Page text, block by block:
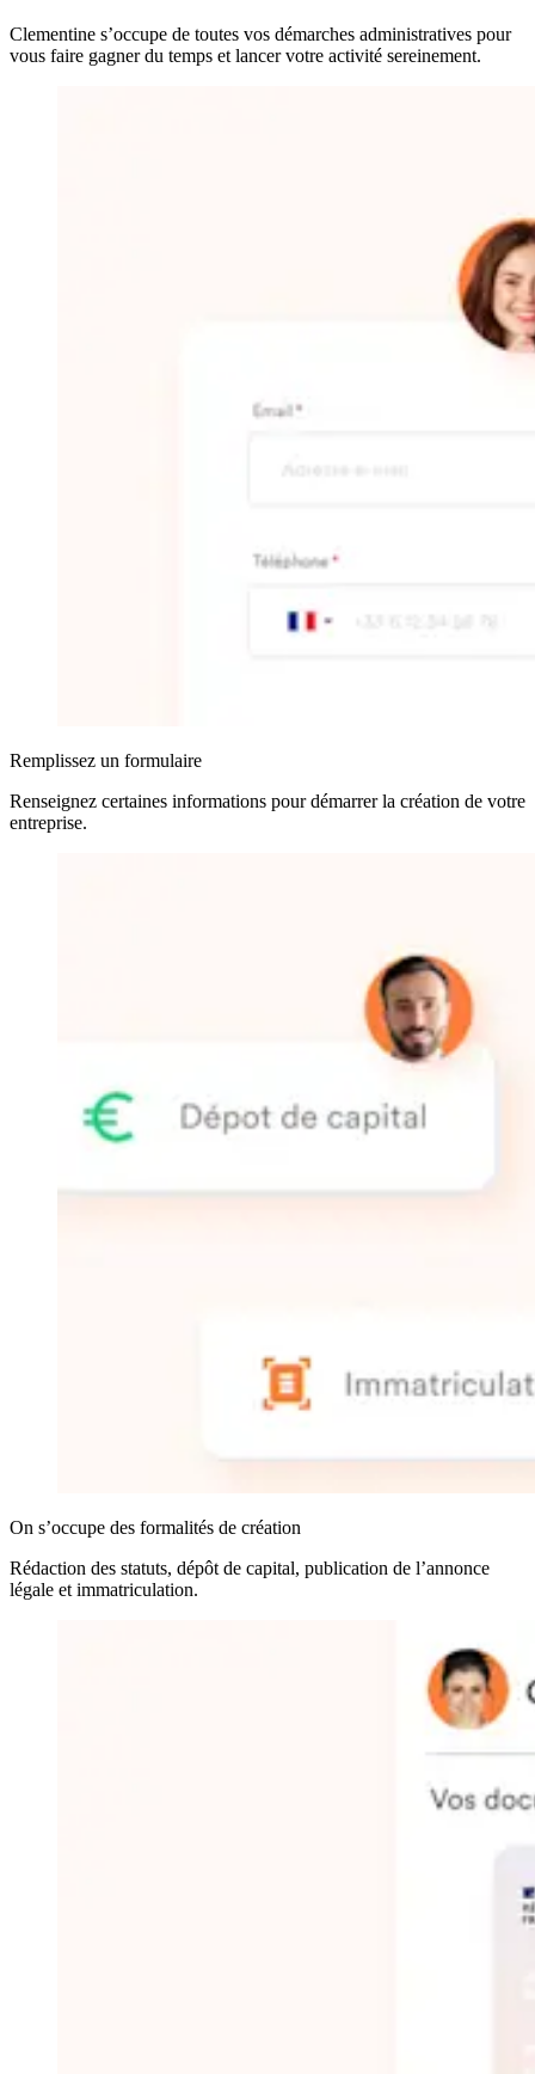
Clementine s’occupe de toutes vos démarches administratives pour
vous faire gagner du temps et lancer votre activité sereinement.
Remplissez un formulaire
Renseignez certaines informations pour démarrer la création de votre
entreprise.
On s’occupe des formalités de création
Rédaction des statuts, dépôt de capital, publication de l’annonce
légale et immatriculation.